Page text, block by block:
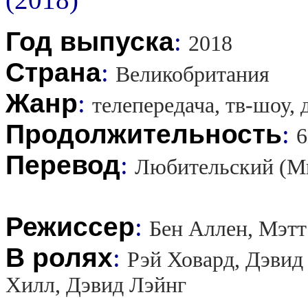
Год выпуска: 2018
Страна: Великобритания
Жанр: телепередача, тв-шоу,
Продолжительность:
Перевод: Любительский
Режиссер: Бен Аллен, Мэтт
В ролях: Рэй Ховард,
Хилл, Дэвид Лэйнг